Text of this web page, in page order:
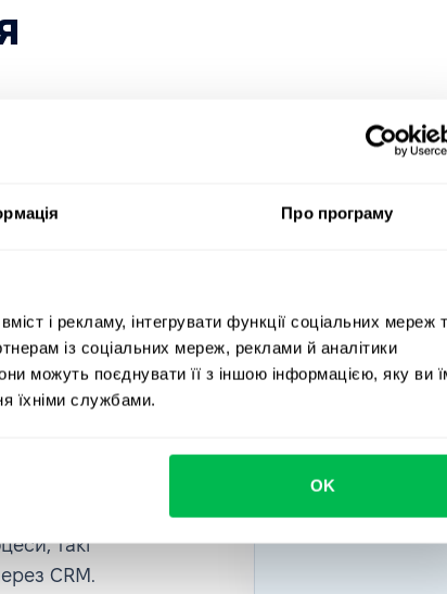
Про програму
і рекламу, інтегрувати функції соціальних мереж
із соціальних мереж, реклами й аналітики
можуть поєднувати її з іншою інформацією, яку ви
їхніми службами.
OK
вже мала
Однак
та
20–25
до
такі
CRM.